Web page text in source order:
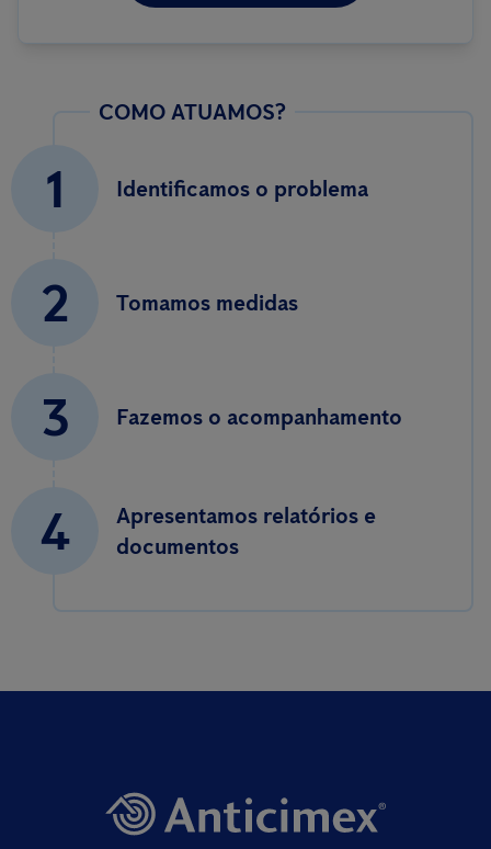
COMO ATUAMOS?
1 Identificamos o problema
2 Tomamos medidas
3 Fazemos o acompanhamento
4
Apresentamos relatórios e
documentos